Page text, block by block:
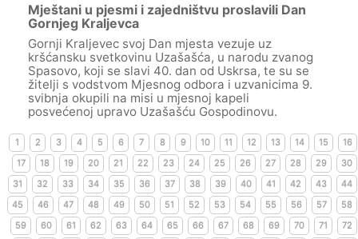
Mještani u pjesmi i zajedništvu proslavili Dan
Gornjeg Kraljevca
Gornji Kraljevec svoj Dan mjesta vezuje uz
kršćansku svetkovinu Uzašašća, u narodu zvanog
Spasovo, koji se slavi 40. dan od Uskrsa, te su se
žitelji s vodstvom Mjesnog odbora i uzvanicima 9.
svibnja okupili na misi u mjesnoj kapeli
posvećenoj upravo Uzašašću Gospodinovu.
1 2 3 4 5 6 7 8 9 10 11 12 13 14 15
16
17
18 19 20 21 22 23 24 25 26 27 28 29
30
31
32 33 34 35 36 37 38 39 40 41 42 43
44
45
46 47 48 49 50 51 52 53 54 55 56 57
58
59
60 61 62 63 64 65 66 67 68 69 70 71
72